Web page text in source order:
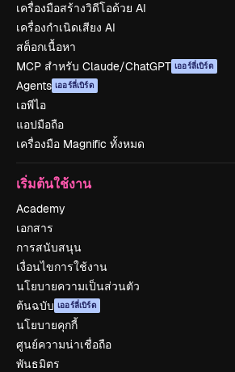
เครื่องมือสร้างวิดีโอด้วย AI
เครื่องกำเนิดเสียง AI
สต็อกเนื้อหา
MCP สำหรับ Claude/ChatGPT เออร์ลี่เบิร์ด
Agents เออร์ลี่เบิร์ด
เอพีไอ
แอปมือถือ
เครื่องมือ Magnific ทั้งหมด
เริ่มต้นใช้งาน
Academy
เอกสาร
การสนับสนุน
เงื่อนไขการใช้งาน
นโยบายความเป็นส่วนตัว
ต้นฉบับ เออร์ลี่เบิร์ด
นโยบายคุกกี้
ศูนย์ความน่าเชื่อถือ
พันธมิตร